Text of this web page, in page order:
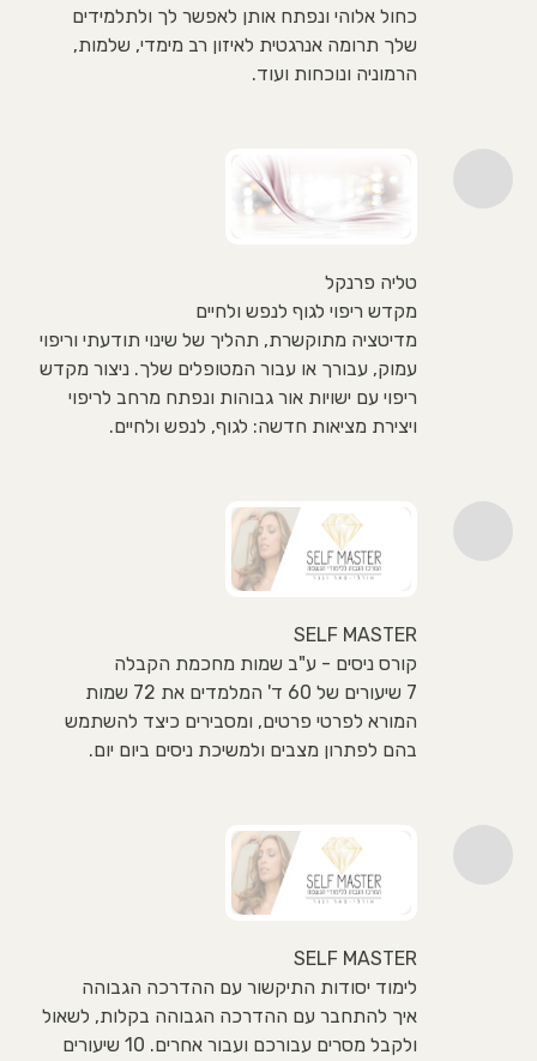
כחול אלוהי ונפתח אותן לאפשר לך ולתלמידים
שלך תרומה אנרגטית לאיזון רב מימדי, שלמות,
הרמוניה ונוכחות ועוד.
טליה פרנקל
מקדש ריפוי לגוף לנפש ולחיים
מדיטציה מתוקשרת, תהליך של שינוי תודעתי וריפוי
עמוק, עבורך או עבור המטופלים שלך. ניצור מקדש
ריפוי עם ישויות אור גבוהות ונפתח מרחב לריפוי
ויצירת מציאות חדשה: לגוף, לנפש ולחיים.
SELF MASTER
קורס ניסים - ע"ב שמות מחכמת הקבלה
7 שיעורים של 60 ד' המלמדים את 72 שמות
המורא לפרטי פרטים, ומסבירים כיצד להשתמש
בהם לפתרון מצבים ולמשיכת ניסים ביום יום.
SELF MASTER
לימוד יסודות התיקשור עם ההדרכה הגבוהה
איך להתחבר עם ההדרכה הגבוהה בקלות, לשאול
ולקבל מסרים עבורכם ועבור אחרים. 10 שיעורים